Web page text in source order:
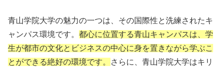
青山学院大学の魅力の一つは、その国際性と洗練されたキ
ャンパス環境です。 都心に位置する青山キャンパスは、学
生が都市の文化とビジネスの中心に身を置きながら学ぶこ
とができる絶好の環境です。
さらに、青山学院大学はキリ